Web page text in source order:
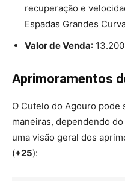
recuperação e
Espadas Grandes
Valor de Venda:
Aprimoramentos
O Cutelo do Agouro pode
maneiras, dependendo
uma visão geral dos
(+25):